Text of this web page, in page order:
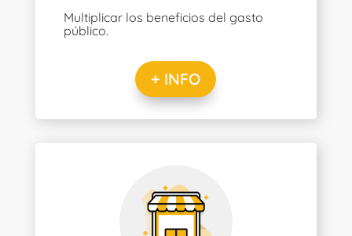
Multiplicar los beneficios del gasto
público.
+ INFO